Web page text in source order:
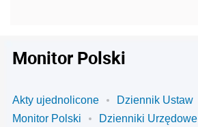
Monitor Polski
Akty ujednolicone
Dziennik Ustaw
Monitor Polski
Dzienniki Urzędowe